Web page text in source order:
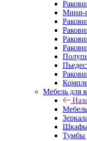
Мини-
Мебель для
Шкафы
Тумбы